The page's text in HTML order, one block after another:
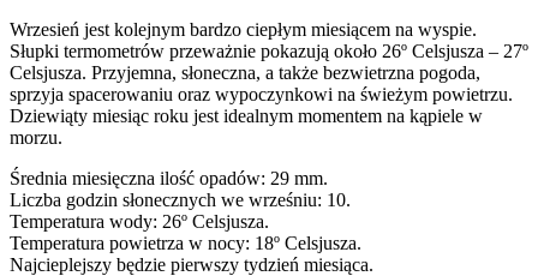
Wrzesień jest kolejnym bardzo ciepłym miesiącem na wyspie.
Słupki termometrów przeważnie pokazują około 26º Celsjusza – 27º
Celsjusza. Przyjemna, słoneczna, a także bezwietrzna pogoda,
sprzyja spacerowaniu oraz wypoczynkowi na świeżym powietrzu.
Dziewiąty miesiąc roku jest idealnym momentem na kąpiele w
morzu.
Średnia miesięczna ilość opadów: 29 mm.
Liczba godzin słonecznych we wrześniu: 10.
Temperatura wody: 26º Celsjusza.
Temperatura powietrza w nocy: 18º Celsjusza.
Najcieplejszy będzie pierwszy tydzień miesiąca.